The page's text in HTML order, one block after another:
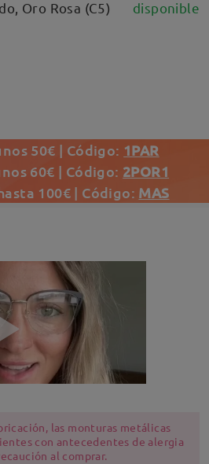
Oro Rosa (C5) disponible
50€ | Código: 1PAR
60€ | Código: 2POR1
100€ | Código: MAS
las monturas metálicas
con antecedentes de alergia
al comprar.